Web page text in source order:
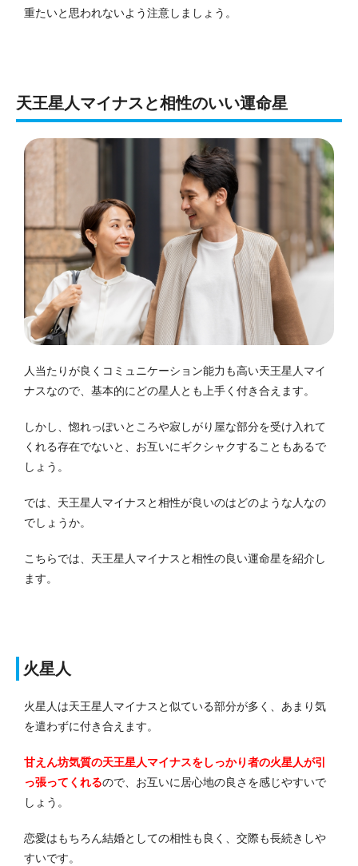
重たいと思われないよう注意しましょう。
天王星人マイナスと相性のいい運命星
人当たりが良くコミュニケーション能力も高い天王星人マイ
ナスなので、基本的にどの星人とも上手く付き合えます。
しかし、惚れっぽいところや寂しがり屋な部分を受け入れて
くれる存在でないと、お互いにギクシャクすることもあるで
しょう。
では、天王星人マイナスと相性が良いのはどのような人なの
でしょうか。
こちらでは、天王星人マイナスと相性の良い運命星を紹介し
ます。
火星人
火星人は天王星人マイナスと似ている部分が多く、あまり気
を遣わずに付き合えます。
甘えん坊気質の天王星人マイナスをしっかり者の火星人が引
っ張ってくれるので、お互いに居心地の良さを感じやすいで
しょう。
恋愛はもちろん結婚としての相性も良く、交際も長続きしや
すいです。